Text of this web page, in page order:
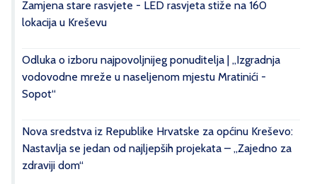
Zamjena stare rasvjete - LED rasvjeta stiže na 160
lokacija u Kreševu
Odluka o izboru najpovoljnijeg ponuditelja | „Izgradnja
vodovodne mreže u naseljenom mjestu Mratinići -
Sopot“
Nova sredstva iz Republike Hrvatske za općinu Kreševo:
Nastavlja se jedan od najljepših projekata – „Zajedno za
zdraviji dom“